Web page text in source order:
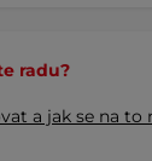
radu?
a jak se na to